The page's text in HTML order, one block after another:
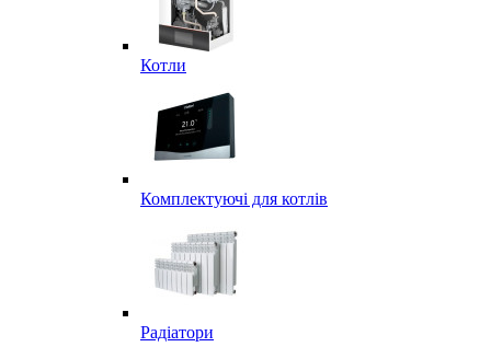
Котли
Комплектуючі для котлів
Радіатори